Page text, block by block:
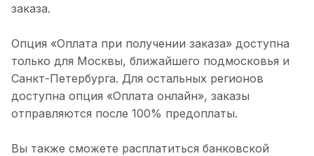
заказа.
Опция «Оплата при получении заказа» доступна
только для Москвы, ближайшего подмосковья и
Санкт-Петербурга. Для остальных регионов
доступна опция «Оплата онлайн», заказы
отправляются после 100% предоплаты.
Вы также сможете расплатиться банковской